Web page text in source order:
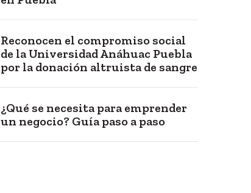
Reconocen el compromiso social
de la Universidad Anáhuac Puebla
por la donación altruista de sangre
¿Qué se necesita para emprender
un negocio? Guía paso a paso